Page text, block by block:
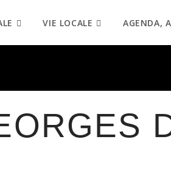
VIE LOCALE AGENDA,